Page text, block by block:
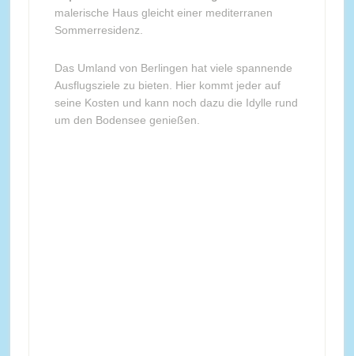
malerische Haus gleicht einer mediterranen
Sommerresidenz.
Das Umland von Berlingen hat viele spannende
Ausflugsziele zu bieten. Hier kommt jeder auf
seine Kosten und kann noch dazu die Idylle rund
um den Bodensee genießen.